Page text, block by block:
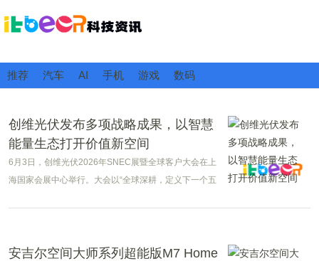
推荐 汽车 AI 手机 游戏 数码
创维光伏发布多项战略成果，以智慧
能量生态打开价值新空间
6月3日，创维光伏2026年SNEC展暨全球客户大会在上
海国家会展中心举行。大会以“全球深耕，定义下一个五
安吉尔空间大师系列超能版M7 Home